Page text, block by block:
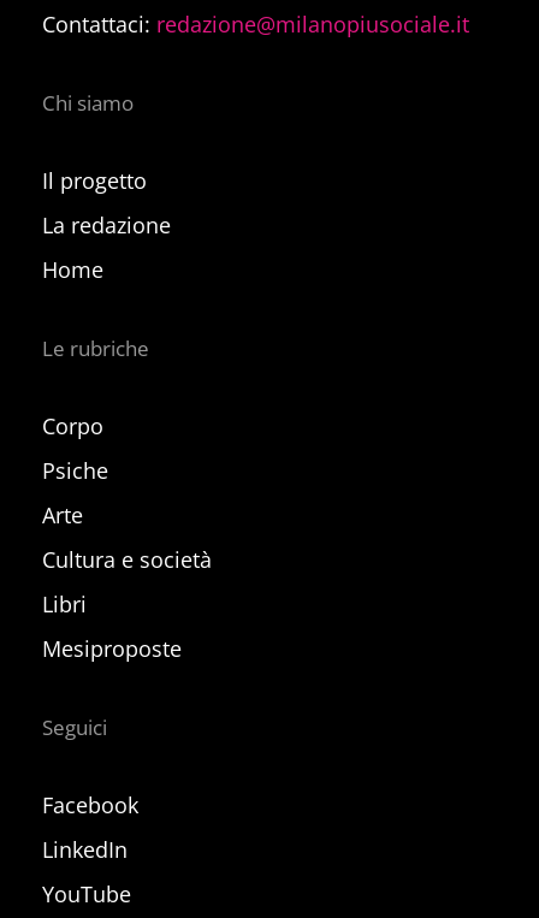
Contattaci: redazione@milanopiusociale.it
Chi siamo
Il progetto
La redazione
Home
Le rubriche
Corpo
Psiche
Arte
Cultura e società
Libri
Mesiproposte
Seguici
Facebook
LinkedIn
YouTube